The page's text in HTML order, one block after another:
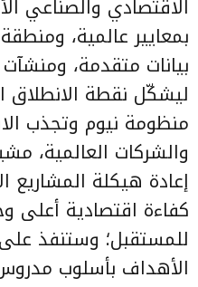
الاقتصادي والصناعي
بمعايير عالمية،
بيانات متقدمة،
ليشكّل نقطة الانطلاق
منظومة نيوم وتجذب
والشركات العالمية،
إعادة هيكلة
كفاءة اقتصادية أعلى
للمستقبل؛ وستنفذ
الأهداف بأسلوب